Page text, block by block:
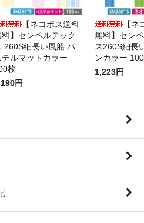
【ネコポス送料
料】センペルテック
260S細長い風船 パ
テルマットカラー
枚
円
【
無料】セン
ス260S細長
ンカラー
1,223円